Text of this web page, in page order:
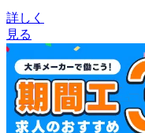
詳しく
見る